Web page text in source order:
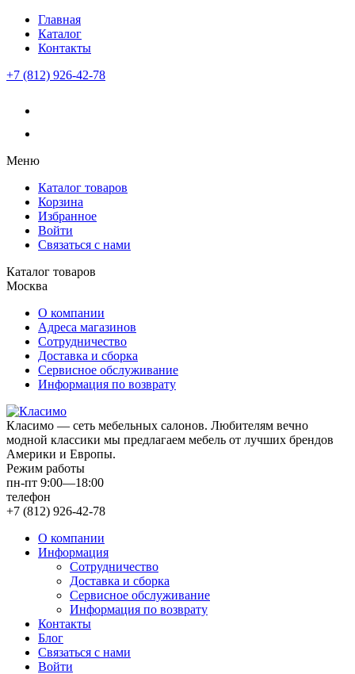
Главная
Каталог
Контакты
+7 (812) 926-42-78
Меню
Каталог товаров
Корзина
Избранное
Войти
Связаться с нами
Каталог товаров
Москва
О компании
Адреса магазинов
Сотрудничество
Доставка и сборка
Сервисное обслуживание
Информация по возврату
Класимо — cеть мебельных салонов. Любителям вечно
модной классики мы предлагаем мебель от лучших брендов
Америки и Европы.
Режим работы
пн-пт 9:00—18:00
телефон
+7 (812) 926-42-78
О компании
Информация
Сотрудничество
Доставка и сборка
Сервисное обслуживание
Информация по возврату
Контакты
Блог
Связаться с нами
Войти